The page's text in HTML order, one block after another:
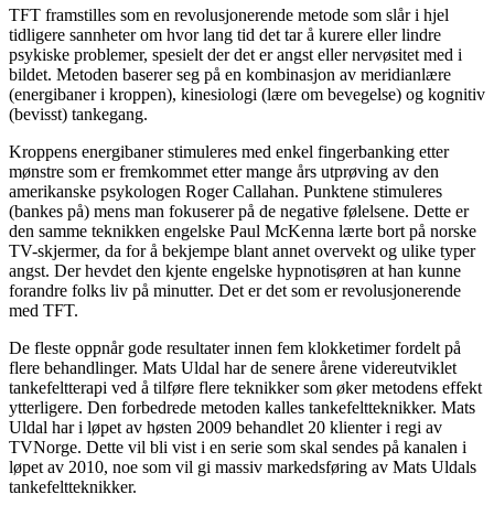
TFT framstilles som en revolusjonerende metode som slår i hjel
tidligere sannheter om hvor lang tid det tar å kurere eller lindre
psykiske problemer, spesielt der det er angst eller nervøsitet med i
bildet. Metoden baserer seg på en kombinasjon av meridianlære
(energibaner i kroppen), kinesiologi (lære om bevegelse) og kognitiv
(bevisst) tankegang.
Kroppens energibaner stimuleres med enkel fingerbanking etter
mønstre som er fremkommet etter mange års utprøving av den
amerikanske psykologen Roger Callahan. Punktene stimuleres
(bankes på) mens man fokuserer på de negative følelsene. Dette er
den samme teknikken engelske Paul McKenna lærte bort på norske
TV-skjermer, da for å bekjempe blant annet overvekt og ulike typer
angst. Der hevdet den kjente engelske hypnotisøren at han kunne
forandre folks liv på minutter. Det er det som er revolusjonerende
med TFT.
De fleste oppnår gode resultater innen fem klokketimer fordelt på
flere behandlinger. Mats Uldal har de senere årene videreutviklet
tankefeltterapi ved å tilføre flere teknikker som øker metodens effekt
ytterligere. Den forbedrede metoden kalles tankefeltteknikker. Mats
Uldal har i løpet av høsten 2009 behandlet 20 klienter i regi av
TVNorge. Dette vil bli vist i en serie som skal sendes på kanalen i
løpet av 2010, noe som vil gi massiv markedsføring av Mats Uldals
tankefeltteknikker.